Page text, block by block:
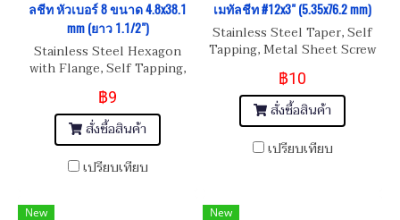
ลชีท หัวเบอร์ 8 ขนาด 4.8x38.1
mm (ยาว 1.1/2")
Stainless Steel Hexagon
with Flange, Self Tapping,
Metal Sheet Screw
฿9
สั่งซื้อสินค้า
เปรียบเทียบ
เมทัลชีท #12x3" (5.35x76.2 mm)
Stainless Steel Taper, Self
Tapping, Metal Sheet Screw
#12x3" (5.35x76.2 mm)
฿10
สั่งซื้อสินค้า
เปรียบเทียบ
New New